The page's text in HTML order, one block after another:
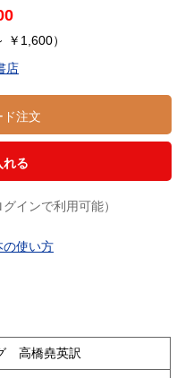
￥1,600）
店
ド注文
れる
インで利用可能）
の使い方
高橋堯英訳